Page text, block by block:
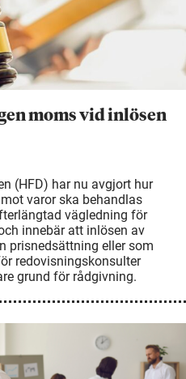
moms vid inlösen
(HFD) har nu avgjort hur
varor ska behandlas
vägledning för
innebär att inlösen av
prisnedsättning eller som
redovisningskonsulter
grund för rådgivning.